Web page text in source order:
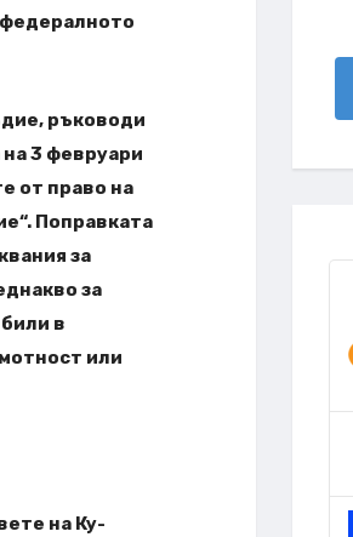
ръководи
3 февруари
от право на
Поправката
за
за
в
или
на Ку-